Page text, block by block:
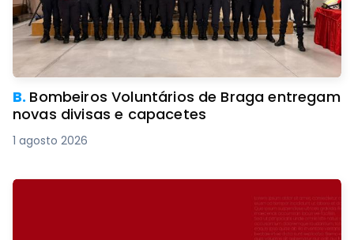
B. Bombeiros Voluntários de Braga entregam
novas divisas e capacetes
1 agosto 2026